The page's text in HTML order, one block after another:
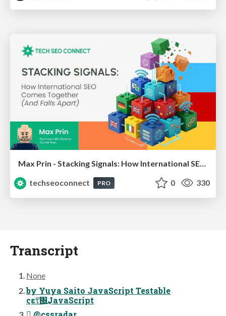
techseoconnect
PRO 0 330
Transcript
None
by Yuya Saito JavaScript Testable
ςετ͠΍͍͢JavaScript